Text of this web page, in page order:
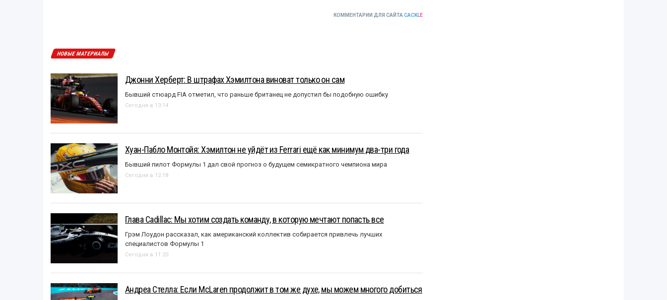
КОММЕНТАРИИ ДЛЯ САЙТА CACKLE
НОВЫЕ МАТЕРИАЛЫ
Джонни Херберт: В штрафах Хэмилтона виноват только он сам
Бывший стюард FIA отметил, что раньше британец не допустил бы подобную ошибку
Сегодня в 13:14
Хуан-Пабло Монтойя: Хэмилтон не уйдёт из Ferrari ещё как минимум два-три года
Бывший пилот Формулы 1 дал свой прогноз о будущем семикратного чемпиона мира
Сегодня в 12:18
Глава Cadillac: Мы хотим создать команду, в которую мечтают попасть все
Грэм Лоудон рассказал, как американский коллектив собирается привлечь лучших
специалистов Формулы 1
Сегодня в 11:20
Андреа Стелла: Если McLaren продолжит в том же духе, мы можем многого добиться